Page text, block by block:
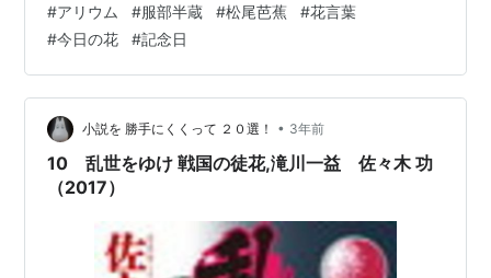
蕉」が弟子の「河合曾良」とともに奥の細道への旅に出
発したことにちなみ、旅を愛する作家や芸術家などによ
って構成されている「日本旅のペンクラブ」が記念日を
制定しました。 松尾芭蕉は、俳諧に詠まれた名所巡りを
目的として東北を旅してみたいという思いが募り、自分
の家を売って旅費を捻出した…
#アリウム #服部半蔵 #松尾芭蕉 #花言葉
#今日の花 #記念日
小説を 勝手にくくって ２０選！ • 3年前
10 乱世をゆけ 戦国の徒花,滝川一益 佐々木 功
（2017）